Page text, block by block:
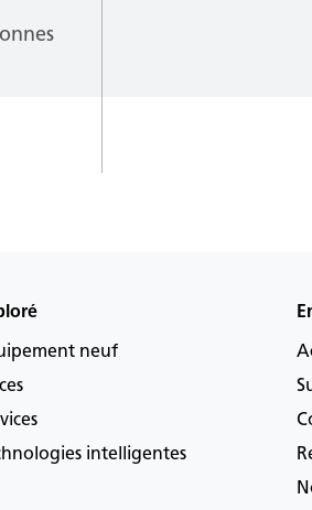
neuf
intelligentes